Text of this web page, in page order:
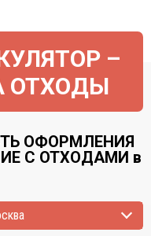
–
ОТХОДЫ
ОФОРМЛЕНИЯ
С ОТХОДАМИ в